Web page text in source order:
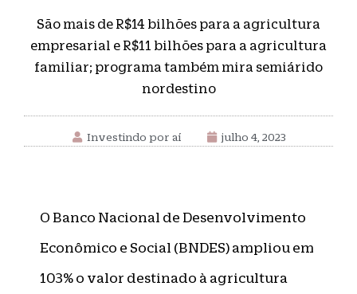
São mais de R$14 bilhões para a agricultura
empresarial e R$11 bilhões para a agricultura
familiar; programa também mira semiárido
nordestino
Investindo por aí julho 4, 2023
O Banco Nacional de Desenvolvimento
Econômico e Social (BNDES) ampliou em
103% o valor destinado à agricultura